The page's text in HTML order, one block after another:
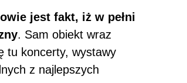
jest fakt, iż w pełni
. Sam obiekt wraz
tu koncerty, wystawy
z najlepszych